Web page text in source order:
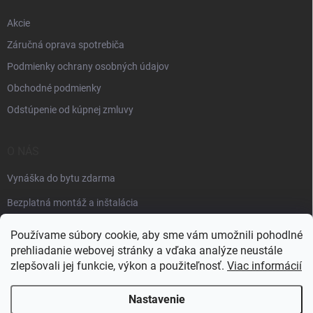
Používame súbory cookie, aby sme vám umožnili pohodlné
prehliadanie webovej stránky a vďaka analýze neustále
zlepšovali jej funkcie, výkon a použiteľnosť. Viac informácií
Nastavenie
Akcie
Záručná oprava spotrebiča
Podmienky ochrany osobných údajov
Obchodné podmienky
Odstúpenie od kúpnej zmluvy
Vynáška do bytu zdarma
Bezplatná montáž a inštalácia